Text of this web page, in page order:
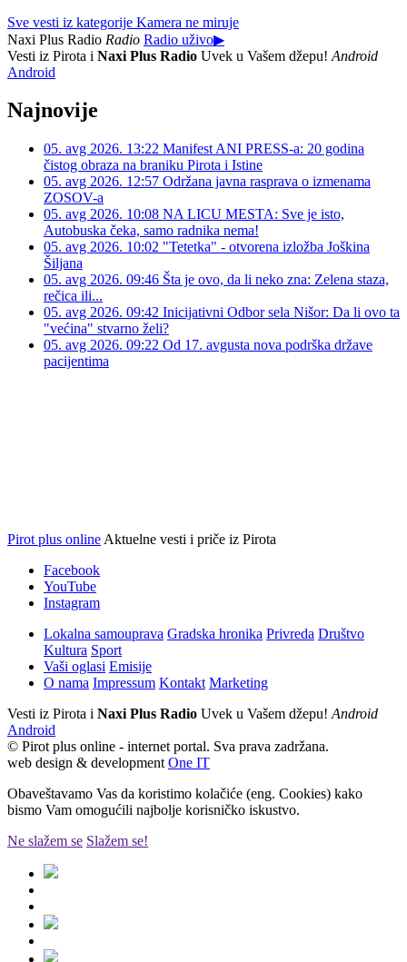
Sve vesti iz kategorije Kamera ne miruje
Naxi Plus Radio Radio Radio uživo▶
Vesti iz Pirota i Naxi Plus Radio Uvek u Vašem džepu! Android
Android
Najnovije
05. avg 2026. 13:22 Manifest ANI PRESS-a: 20 godina
čistog obraza na braniku Pirota i Istine
05. avg 2026. 12:57 Održana javna rasprava o izmenama
ZOSOV-a
05. avg 2026. 10:08 NA LICU MESTA: Sve je isto,
Autobuska čeka, samo radnika nema!
05. avg 2026. 10:02 "Tetetka" - otvorena izložba Joškina
Šiljana
05. avg 2026. 09:46 Šta je ovo, da li neko zna: Zelena staza,
rečica ili...
05. avg 2026. 09:42 Inicijativni Odbor sela Nišor: Da li ovo ta
"većina" stvarno želi?
05. avg 2026. 09:22 Od 17. avgusta nova podrška države
pacijentima
Pirot plus online Aktuelne vesti i priče iz Pirota
Facebook
YouTube
Instagram
Lokalna samouprava Gradska hronika Privreda Društvo
Kultura Sport
Vaši oglasi Emisije
O nama Impressum Kontakt Marketing
Vesti iz Pirota i Naxi Plus Radio Uvek u Vašem džepu! Android
Android
© Pirot plus online - internet portal. Sva prava zadržana.
web design & development One IT
Obaveštavamo Vas da koristimo kolačiće (eng. Cookies) kako
bismo Vam omogućili najbolje korisničko iskustvo.
Ne slažem se Slažem se!